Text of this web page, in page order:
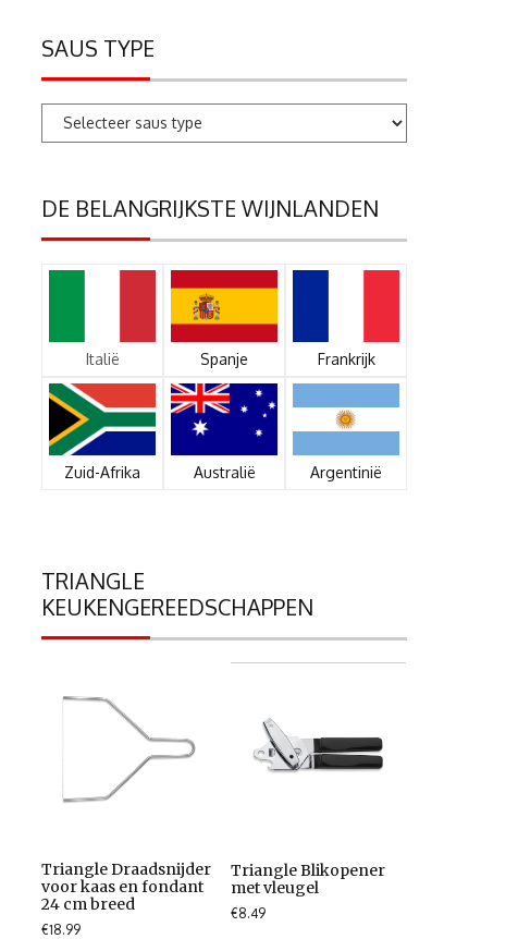
SAUS TYPE
DE BELANGRIJKSTE WIJNLANDEN
Italië Spanje Frankrijk
Zuid-Afrika Australië Argentinië
TRIANGLE
KEUKENGEREEDSCHAPPEN
Triangle Draadsnijder
voor kaas en fondant
24 cm breed
€18.99
Triangle Blikopener
met vleugel
€8.49